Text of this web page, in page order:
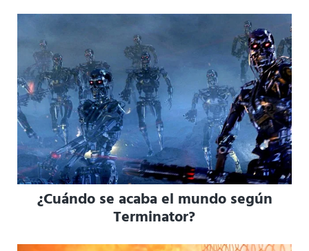
¿Cuándo se acaba el mundo según
Terminator?